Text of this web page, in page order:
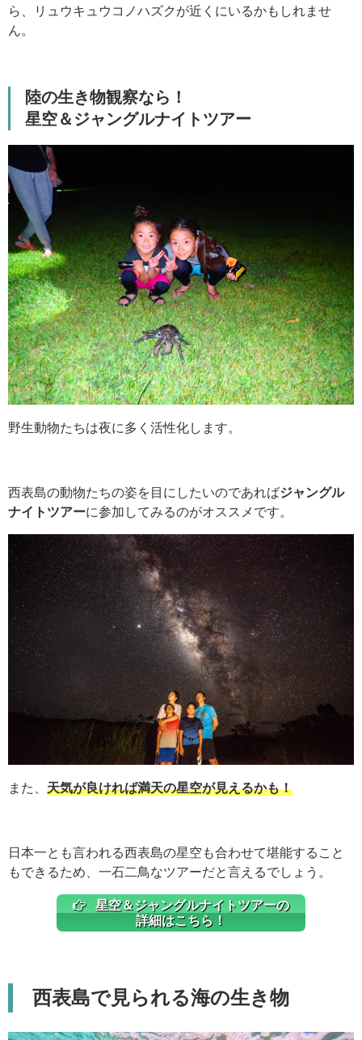
ら、リュウキュウコノハズクが近くにいるかもしれませ
ん。
陸の生き物観察なら！
星空＆ジャングルナイトツアー
野生動物たちは夜に多く活性化します。
西表島の動物たちの姿を目にしたいのであればジャングル
ナイトツアーに参加してみるのがオススメです。
また、 天気が良ければ満天の星空が見えるかも！
日本一とも言われる西表島の星空も合わせて堪能すること
もできるため、一石二鳥なツアーだと言えるでしょう。
星空＆ジャングルナイトツアーの
詳細はこちら！
西表島で見られる海の生き物